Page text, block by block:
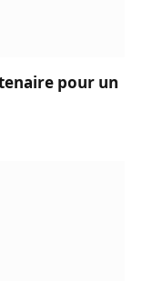
pour un